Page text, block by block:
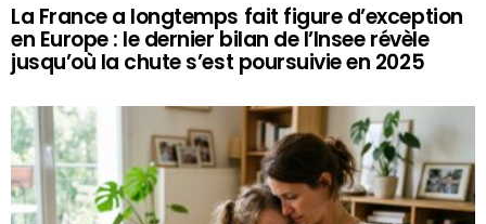
La France a longtemps fait figure d’exception
en Europe : le dernier bilan de l’Insee révèle
jusqu’où la chute s’est poursuivie en 2025